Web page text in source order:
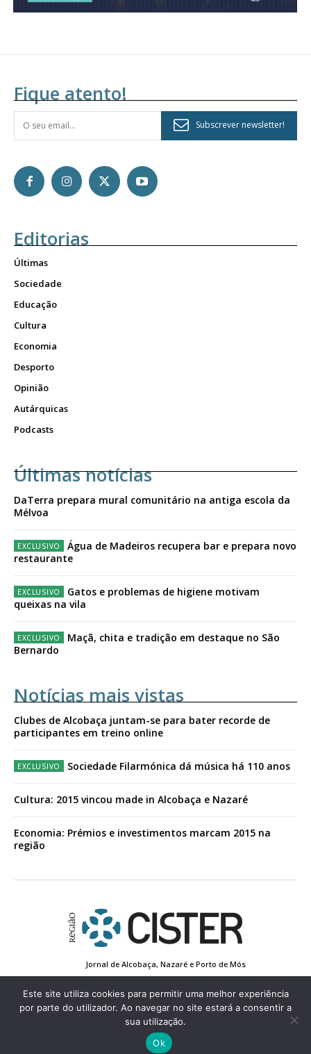
Fique atento!
Subscrever newsletter!
Editorias
Últimas
Sociedade
Educação
Cultura
Economia
Desporto
Opinião
Autárquicas
Podcasts
Últimas notícias
DaTerra prepara mural comunitário na antiga escola da
Mélvoa
Água de Madeiros recupera bar e prepara novo
restaurante
Gatos e problemas de higiene motivam
queixas na vila
Maçã, chita e tradição em destaque no São
Bernardo
Notícias mais vistas
Clubes de Alcobaça juntam-se para bater recorde de
participantes em treino online
Sociedade Filarmónica dá música há 110 anos
Cultura: 2015 vincou made in Alcobaça e Nazaré
Economia: Prémios e investimentos marcam 2015 na
região
Jornal de Alcobaça, Nazaré e Porto de Mós
Conta de Registo
Edição Impressa
© 2022 Região de Cister - Todos os direitos reservados.
Este site utiliza cookies para permitir uma melhor experiência
por parte do utilizador. Ao navegar no site estará a consentir a
sua utilização.
Ok